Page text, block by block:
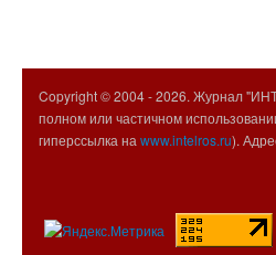
Copyright © 2004 -2026. Журнал
полном или частичном
гиперссылка на www.intelros.ru).